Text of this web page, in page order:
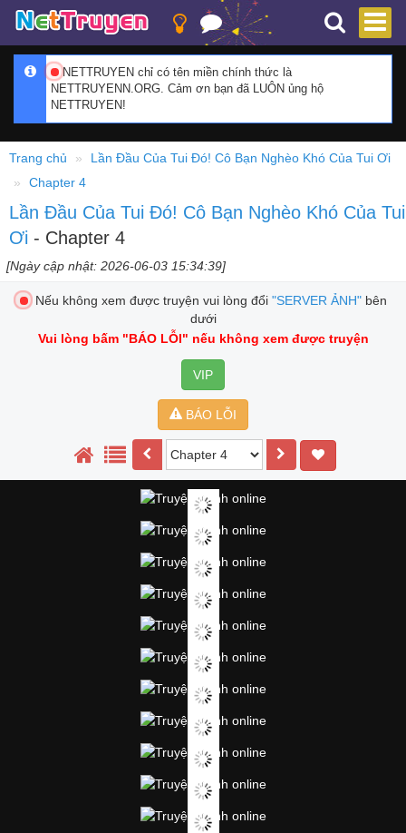
NETTRUYEN chỉ có tên miền chính thức là
NETTRUYENN.ORG. Cảm ơn bạn đã LUÔN ủng hộ
NETTRUYEN!
Trang chủ
Lần Đầu Của Tui Đó! Cô Bạn Nghèo Khó Của Tui Ơi
Chapter 4
Lần Đầu Của Tui Đó! Cô Bạn Nghèo Khó Của Tui
Ơi - Chapter 4
[Ngày cập nhật: 2026-06-03 15:34:39]
Nếu không xem được truyện vui lòng đổi "SERVER ẢNH"bên
dưới
Vui lòng bấm "BÁO LỖI" nếu không xem được truyện
VIP
BÁO LỖI